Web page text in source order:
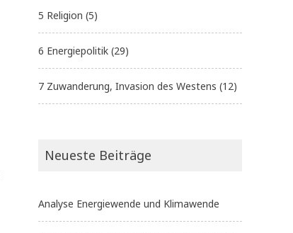
5 Religion (5)
6 Energiepolitik (29)
7 Zuwanderung, Invasion des Westens (12)
Neueste Beiträge
Analyse Energiewende und Klimawende